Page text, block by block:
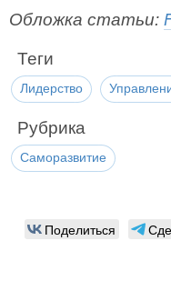
Обложка статьи:
Теги
Лидерство
Рубрика
Саморазвитие
Поделиться